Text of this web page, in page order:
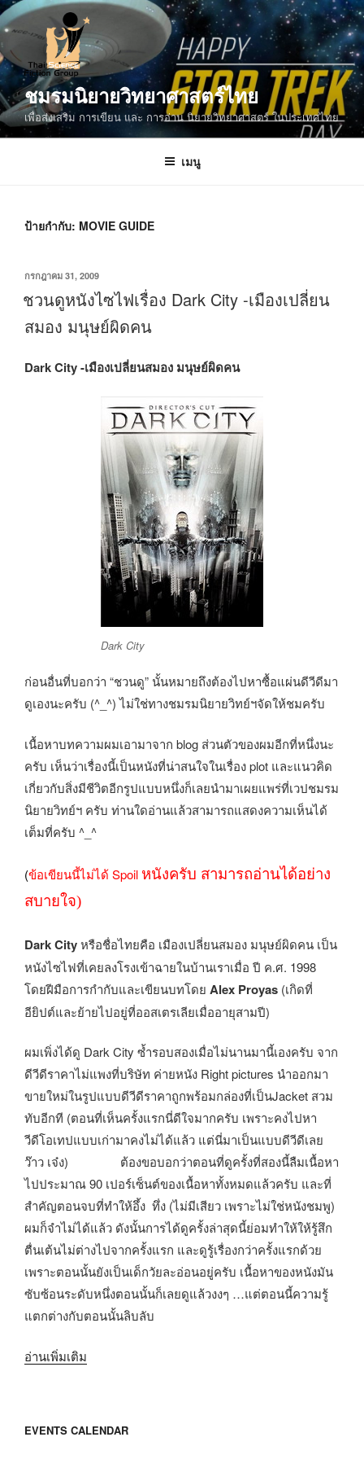
ข้าม
ไป
ยัง
บทความ
ชมรมนิยายวิทยาศาสตร์ไทย
เพื่อส่งเสริม การเขียน และ การอ่าน นิยายวิทยาศาสตร์ ในประเทศไทย
เมนู
ป้ายกำกับ: MOVIE GUIDE
เขียน
ที่
กรกฎาคม 31, 2009
ชวนดูหนังไซไฟเรื่อง Dark City -เมืองเปลี่ยน
สมอง มนุษย์ผิดคน
Dark City -เมืองเปลี่ยนสมอง มนุษย์ผิดคน
Dark City
ก่อนอื่นที่บอกว่า “ชวนดู” นั้นหมายถึงต้องไปหาซื้อแผ่นดีวีดีมา
ดูเองนะครับ (^_^) ไม่ใช่ทางชมรมนิยายวิทย์ฯจัดให้ชมครับ
เนื้อหาบทความผมเอามาจาก blog ส่วนตัวของผมอีกที่หนึ่งนะ
ครับ เห็นว่าเรื่องนี้เป็นหนังที่น่าสนใจในเรื่อง plot และแนวคิด
เกี่ยวกับสิ่งมีชีวิตอีกรูปแบบหนึ่งก็เลยนำมาเผยแพร่ที่เวปชมรม
นิยายวิทย์ฯ ครับ ท่านใดอ่านแล้วสามารถแสดงความเห็นได้
เต็มที่ครับ ^_^
(ข้อเขียนนี้ไม่ได้Spoil หนังครับ สามารถอ่านได้อย่าง
สบายใจ)
Dark Cityหรือชื่อไทยคือ เมืองเปลี่ยนสมอง มนุษย์ผิดคน เป็น
หนังไซไฟที่เคยลงโรงเข้าฉายในบ้านเราเมื่อ ปี ค.ศ. 1998
โดยฝีมือการกำกับและเขียนบทโดย Alex Proyas (เกิดที่
อียิปต์และย้ายไปอยู่ที่ออสเตรเลียเมื่ออายุสามปี)
ผมเพิ่งได้ดู Dark City ซ้ำรอบสองเมื่อไม่นานมานี้เองครับ จาก
ดีวีดีราคาไม่แพงที่บริษัท ค่ายหนัง Right pictures นำออกมา
ขายใหม่ในรูปแบบดีวีดีราคาถูกพร้อมกล่องที่เป็นJacket สวม
ทับอีกที (ตอนที่เห็นครั้งแรกนี่ดีใจมากครับ เพราะคงไปหา
วีดีโอเทปแบบเก่ามาคงไม่ได้แล้ว แต่นี่มาเป็นแบบดีวีดีเลย
ว๊าว เจ๋ง) ต้องขอบอกว่าตอนที่ดูครั้งที่สองนี้ลืมเนื้อหา
ไปประมาณ 90 เปอร์เซ็นต์ของเนื้อหาทั้งหมดแล้วครับ และที่
สำคัญตอนจบที่ทำให้อึ้ง ทึ่ง (ไม่มีเสียว เพราะไม่ใช่หนังชมพู)
ผมก็จำไม่ได้แล้ว ดังนั้นการได้ดูครั้งล่าสุดนี้ย่อมทำให้ให้รู้สึก
ตื่นเต้นไม่ต่างไปจากครั้งแรก และดูรู้เรื่องกว่าครั้งแรกด้วย
เพราะตอนนั้นยังเป็นเด็กวัยละอ่อนอยู่ครับ เนื้อหาของหนังมัน
ซับซ้อนระดับหนึ่งตอนนั้นก็เลยดูแล้วงงๆ …แต่ตอนนี้ความรู้
แตกต่างกับตอนนั้นลิบลับ
อ่านเพิ่มเติม
EVENTS CALENDAR